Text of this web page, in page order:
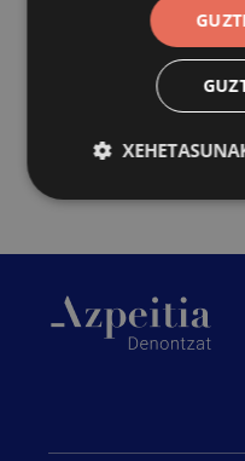
da. Ekintza hau familiei
doakoak dira, baina
mugatuak daudelako.
48 telefonora deitu edo
postara mezu bat
Behar-beharrezkoak
oinarrizko
esate baterako
kontuen kudeaketa.
erabili guztiz
Izena